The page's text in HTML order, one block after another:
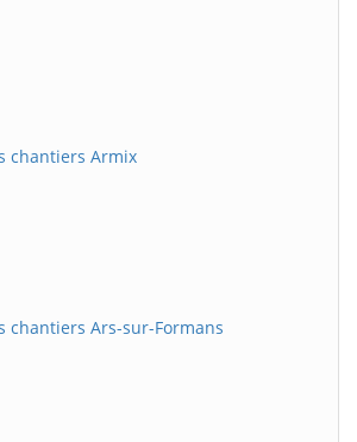
chantiers Armix
chantiers Ars-sur-Formans